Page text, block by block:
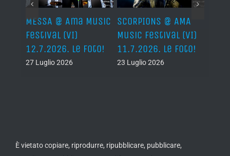
MESSA @ Ama Music
Festival (VI)
12.7.2026. Le Foto!
27 Luglio 2026
SCORPIONS @ AMA
Music Festival (VI)
11.7.2026. Le Foto!
23 Luglio 2026
È vietato copiare, riprodurre, ripubblicare, pubblicare,